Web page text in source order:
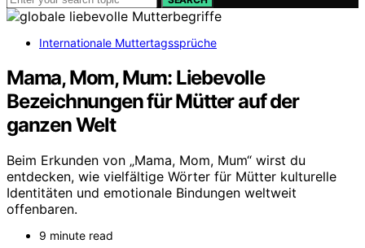
Internationale Muttertagssprüche
Mama, Mom, Mum: Liebevolle
Bezeichnungen für Mütter auf der
ganzen Welt
Beim Erkunden von „Mama, Mom, Mum“ wirst du
entdecken, wie vielfältige Wörter für Mütter kulturelle
Identitäten und emotionale Bindungen weltweit
offenbaren.
9 minute read